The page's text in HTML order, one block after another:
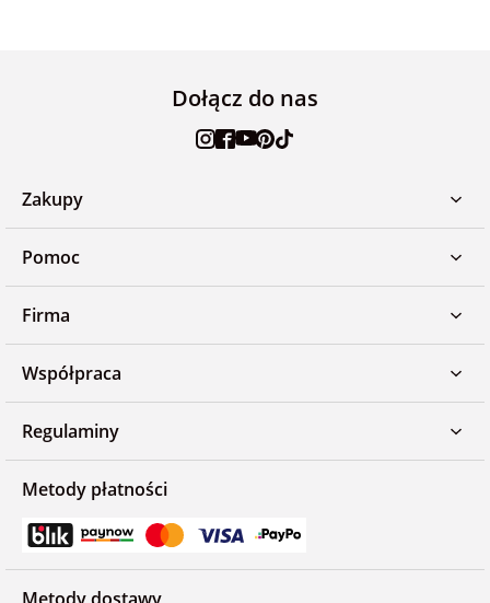
Dołącz do nas
Zakupy
Pomoc
Firma
Współpraca
Regulaminy
Metody płatności